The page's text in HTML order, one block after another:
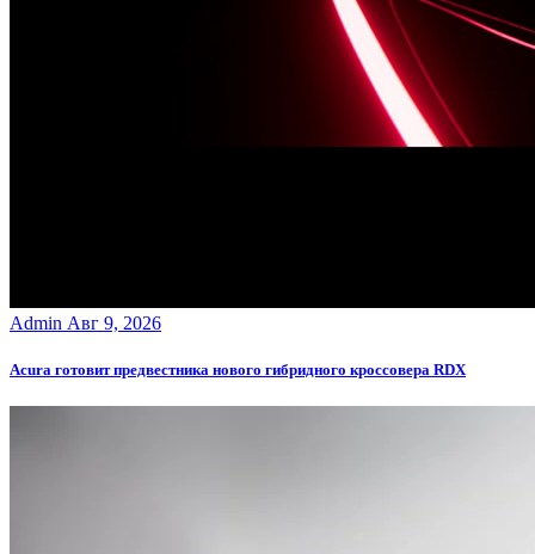
Admin Авг 9, 2026
Acura готовит предвестника нового гибридного кроссовера RDX